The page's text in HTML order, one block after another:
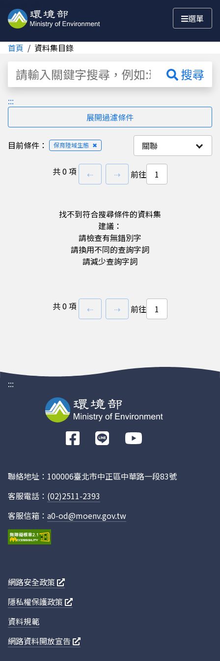
選單
首頁 資料集目錄
資料集 搜尋
:::
展開過濾條件
目前條件： 保育陸域生態 ✖ 關聯
共0 項 ⇠上一頁⇢下一頁
前往
找不到符合搜尋條件的資料集
建議：
請檢查有無錯別字
請換用不同的查詢字詞
請減少查詢字詞
共0 項 ⇠上一頁⇢下一頁
前往
:::
前
往
聯絡地址：100006臺北市中正區中華路一段83號
客服電話： (02)2511-2393
客服信箱： a0-od@moenv.gov.tw
網路安全政策
隱私權保護政策
資料規範
網路資料開放宣告